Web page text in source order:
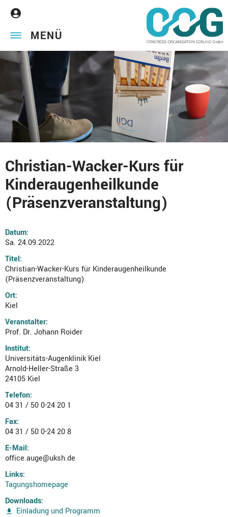
MENÜ
Christian-Wacker-Kurs für
Kinderaugenheilkunde
(Präsenzveranstaltung)
Datum:
Sa. 24.09.2022
Titel:
Christian-Wacker-Kurs für Kinderaugenheilkunde
(Präsenzveranstaltung)
Ort:
Kiel
Veranstalter:
Prof. Dr. Johann Roider
Institut:
Universitäts-Augenklinik Kiel
Arnold-Heller-Straße 3
24105 Kiel
Telefon:
04 31 / 50 0-24 20 1
Fax:
04 31 / 50 0-24 20 8
E-Mail:
office.auge@uksh.de
Links:
Tagungshomepage
Downloads:
Einladung und Programm